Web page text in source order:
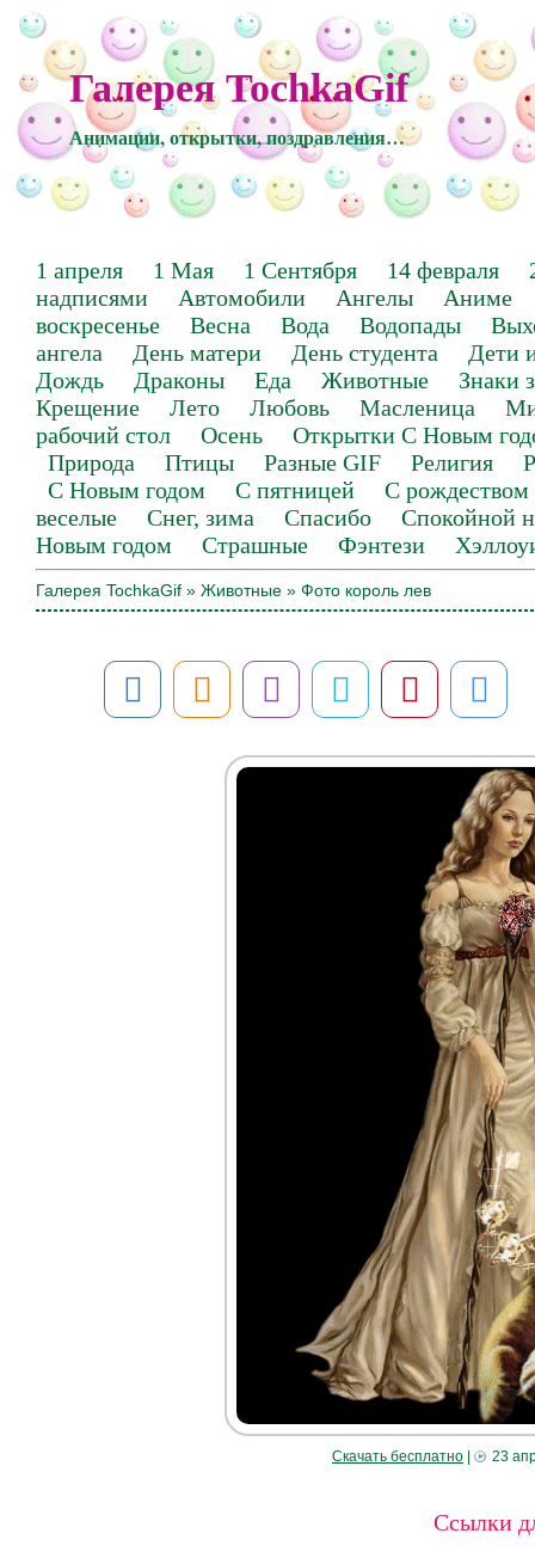
Галерея TochkaGif
Анимации, открытки, поздравления…
1 апреля 1 Мая 1 Сентября 14 февраля
надписями
Автомобили Ангелы
Аниме
воскресенье
Весна Вода Водопады
ангела
День матери День студента
Дети
Дождь
Драконы Еда Животные
Знаки
Крещение
Лето Любовь Масленица
рабочий стол
Осень
Открытки С Новым
Природа
Птицы Разные GIF Религия
С Новым годом
С пятницей
С рождеством
веселые
Снег, зима Спасибо
Спокойной
Новым годом
Страшные Фэнтези
Галерея TochkaGif » Животные » Фото король лев
Скачать бесплатно 23
Ссылки